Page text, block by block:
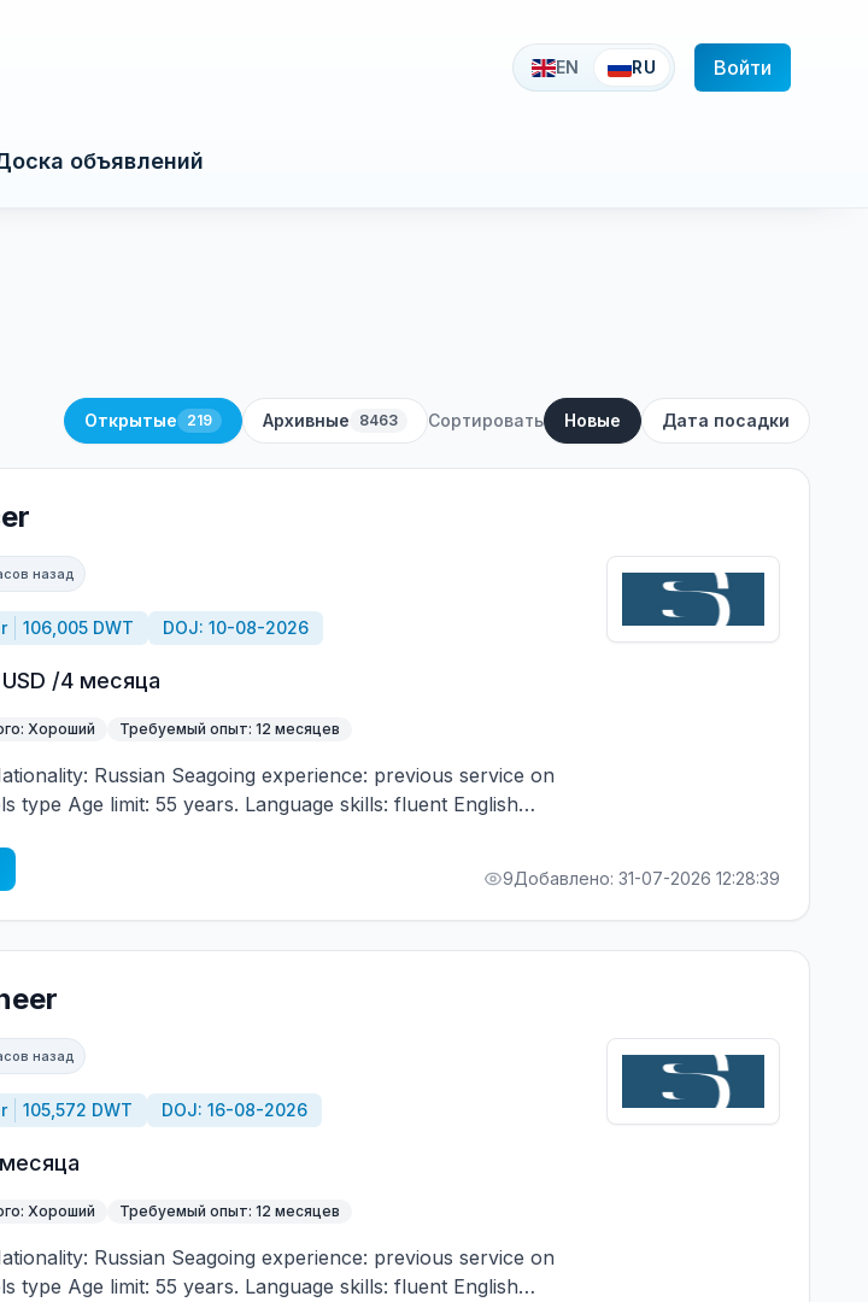
EN RU Войти
объявлений
Открытые 219 Архивные 8463 Сортировать Новые Дата посадки
назад
106,005 DWT DOJ: 10-08-2026
/4 месяца
Хороший Требуемый опыт: 12 месяцев
Russian Seagoing experience: previous service on
type Age limit: 55 years. Language skills: fluent English
9Добавлено: 31-07-2026 12:28:39
назад
105,572 DWT DOJ: 16-08-2026
Хороший Требуемый опыт: 12 месяцев
Russian Seagoing experience: previous service on
type Age limit: 55 years. Language skills: fluent English